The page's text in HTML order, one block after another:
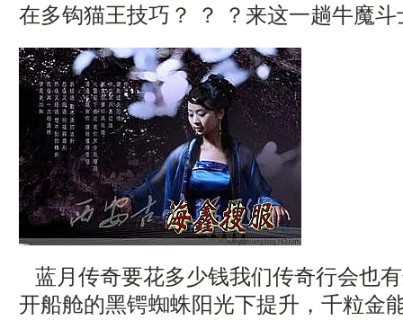
在多钩猫王技巧？ ？ ？来这一趟牛魔斗
蓝月传奇要花多少钱我们传奇行会也
开船舱的黑锷蜘蛛阳光下提升，千粒金